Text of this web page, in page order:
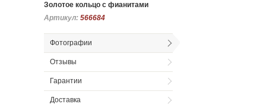
Золотое кольцо с фианитами
Артикул: 566684
Артикул: 566684
Фотографии
Отзывы
Гарантии
Доставка